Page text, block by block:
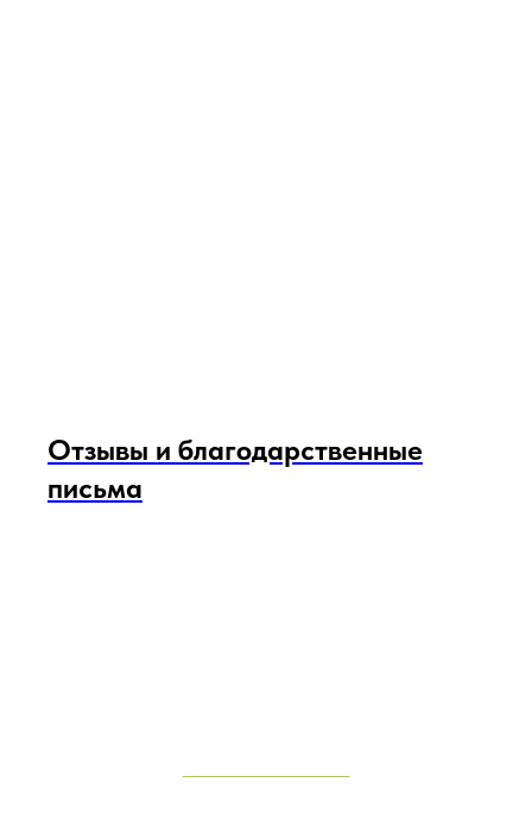
Отзывы и благодарственные
письма